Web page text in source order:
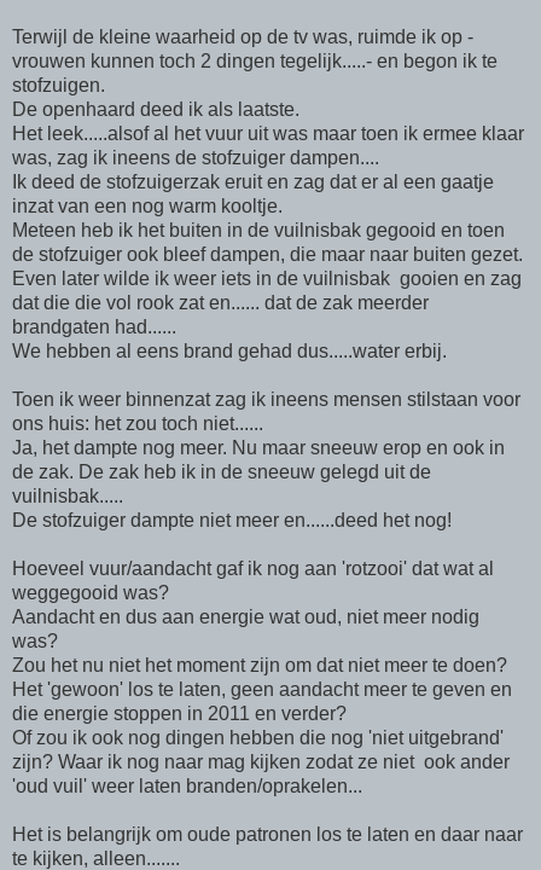
Terwijl de kleine waarheid op de tv was, ruimde ik op -
vrouwen kunnen toch 2 dingen tegelijk.....- en begon ik te
stofzuigen.
De openhaard deed ik als laatste.
Het leek.....alsof al het vuur uit was maar toen ik ermee klaar
was, zag ik ineens de stofzuiger dampen....
Ik deed de stofzuigerzak eruit en zag dat er al een gaatje
inzat van een nog warm kooltje.
Meteen heb ik het buiten in de vuilnisbak gegooid en toen
de stofzuiger ook bleef dampen, die maar naar buiten gezet.
Even later wilde ik weer iets in de vuilnisbak gooien en zag
dat die die vol rook zat en...... dat de zak meerder
brandgaten had......
We hebben al eens brand gehad dus.....water erbij.
Toen ik weer binnenzat zag ik ineens mensen stilstaan voor
ons huis: het zou toch niet......
Ja, het dampte nog meer. Nu maar sneeuw erop en ook in
de zak. De zak heb ik in de sneeuw gelegd uit de
vuilnisbak.....
De stofzuiger dampte niet meer en......deed het nog!
Hoeveel vuur/aandacht gaf ik nog aan 'rotzooi' dat wat al
weggegooid was?
Aandacht en dus aan energie wat oud, niet meer nodig
was?
Zou het nu niet het moment zijn om dat niet meer te doen?
Het 'gewoon' los te laten, geen aandacht meer te geven en
die energie stoppen in 2011 en verder?
Of zou ik ook nog dingen hebben die nog 'niet uitgebrand'
zijn? Waar ik nog naar mag kijken zodat ze niet ook ander
'oud vuil' weer laten branden/oprakelen...
Het is belangrijk om oude patronen los te laten en daar naar
te kijken, alleen.......